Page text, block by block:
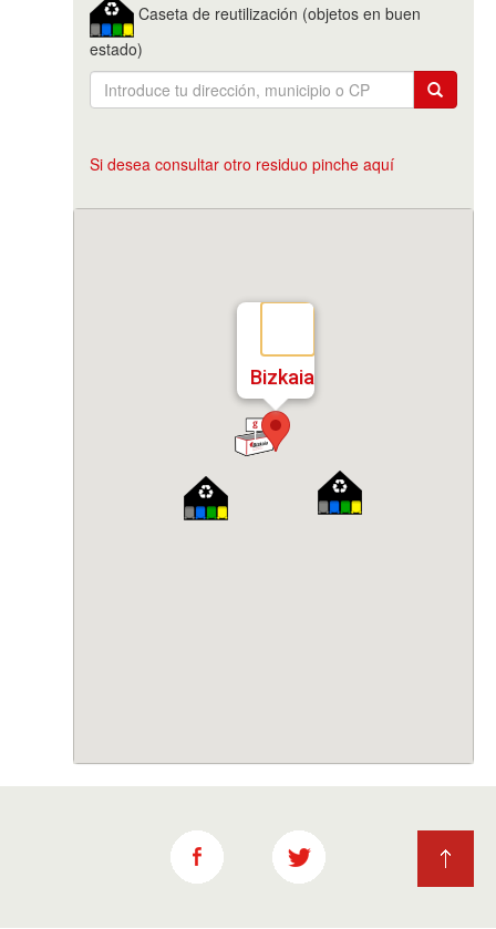
Caseta de reutilización (objetos en buen
estado)
Si desea consultar otro residuo pinche aquí
Bizkaia